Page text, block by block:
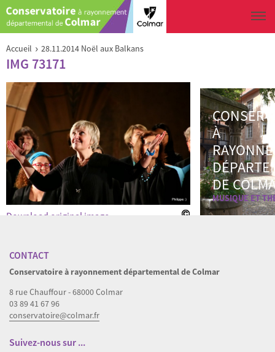
Aller au contenu principal
Vous êtes ici
Accueil › 28.11.2014 Noël aux Balkans
IMG 73171
Download original image
À
DE
MUSIQUE ET
CONTACT
Conservatoire à rayonnement départemental de Colmar
8 rue Chauffour - 68000 Colmar
03 89 41 67 96
conservatoire@colmar.fr
Suivez-nous sur ...